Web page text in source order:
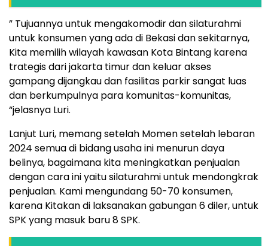
” Tujuannya untuk mengakomodir dan silaturahmi
untuk konsumen yang ada di Bekasi dan sekitarnya,
Kita memilih wilayah kawasan Kota Bintang karena
trategis dari jakarta timur dan keluar akses
gampang dijangkau dan fasilitas parkir sangat luas
dan berkumpulnya para komunitas-komunitas,
“jelasnya Luri.
Lanjut Luri, memang setelah Momen setelah lebaran
2024 semua di bidang usaha ini menurun daya
belinya, bagaimana kita meningkatkan penjualan
dengan cara ini yaitu silaturahmi untuk mendongkrak
penjualan. Kami mengundang 50-70 konsumen,
karena Kitakan di laksanakan gabungan 6 diler, untuk
SPK yang masuk baru 8 SPK.